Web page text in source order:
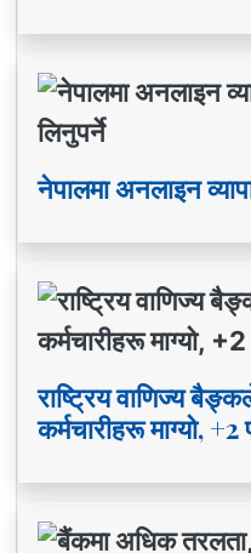
नेपालमा अनलाइन
राष्ट्रिय वाणिज्य
कर्मचारीहरू माग्यो,